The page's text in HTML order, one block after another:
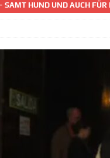
HUND UND AUCH